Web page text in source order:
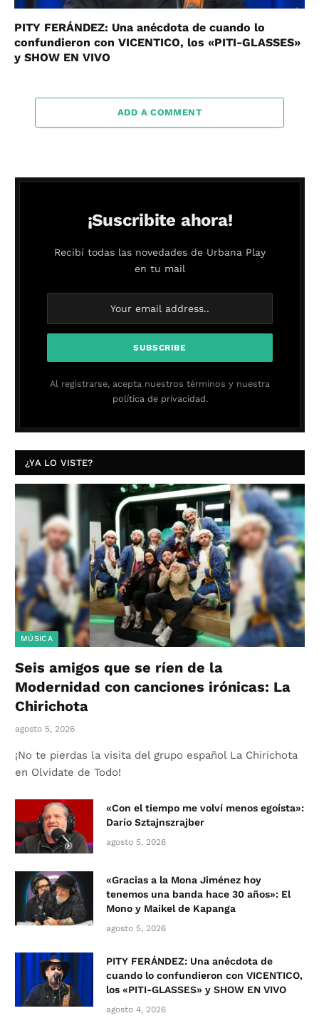
PITY FERÁNDEZ: Una anécdota de cuando lo
confundieron con VICENTICO, los «PITI-GLASSES»
y SHOW EN VIVO
ADD A COMMENT
¡Suscribite ahora!
Recibí todas las novedades de Urbana Play
en tu mail
Al registrarse, acepta nuestros términos y nuestra
política de privacidad.
¿YA LO VISTE?
MÚSICA
Seis amigos que se ríen de la
Modernidad con canciones irónicas: La
Chirichota
agosto 5, 2026
¡No te pierdas la visita del grupo español La Chirichota
en Olvidate de Todo!
«Con el tiempo me volví menos egoísta»:
Darío Sztajnszrajber
agosto 5, 2026
«Gracias a la Mona Jiménez hoy
tenemos una banda hace 30 años»: El
Mono y Maikel de Kapanga
agosto 5, 2026
PITY FERÁNDEZ: Una anécdota de
cuando lo confundieron con VICENTICO,
los «PITI-GLASSES» y SHOW EN VIVO
agosto 4, 2026